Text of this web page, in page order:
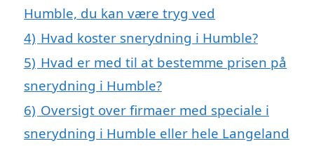
Humble, du kan være tryg ved
4) Hvad koster snerydning i Humble?
5) Hvad er med til at bestemme prisen på
snerydning i Humble?
6) Oversigt over firmaer med speciale i
snerydning i Humble eller hele Langeland